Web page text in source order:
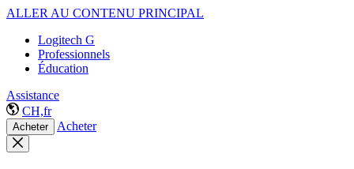
ALLER AU CONTENU PRINCIPAL
Logitech G
Professionnels
Éducation
Assistance
CH,fr
Acheter Acheter